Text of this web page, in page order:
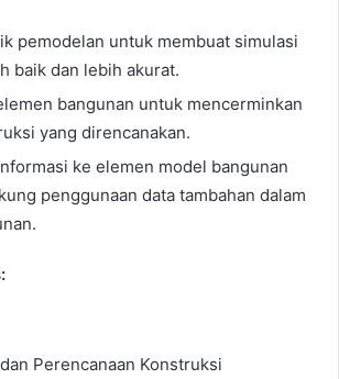
pemodelan untuk membuat simulasi
baik dan lebih akurat.
bangunan untuk mencerminkan
yang direncanakan.
ke elemen model bangunan
penggunaan data tambahan dalam
Perencanaan Konstruksi